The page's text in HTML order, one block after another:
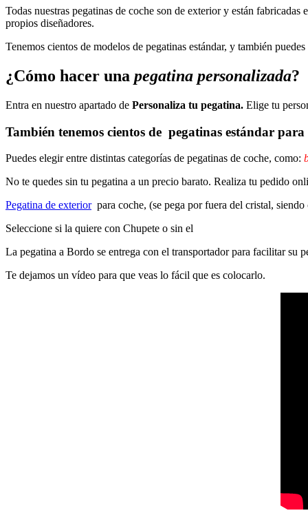
Todas nuestras pegatinas de coche son de exterior y están
propios diseñadores.
Tenemos cientos de modelos de pegatinas estándar, y también
¿Cómo hacer una pegatina personalizada?
Entra en nuestro apartado de Personaliza tu pegatina. Elige tu
También tenemos cientos de pegatinas estándar para
Puedes elegir entre distintas categorías de pegatinas de coche, como:
No te quedes sin tu pegatina a un precio barato. Realiza tu pedido
Pegatina de exteriorpara coche, (se pega por fuera del cristal,
Seleccione si la quiere con Chupete o sin el
La pegatina a Bordo se entrega con el transportador para facilitar su
Te dejamos un vídeo para que veas lo fácil que es colocarlo.